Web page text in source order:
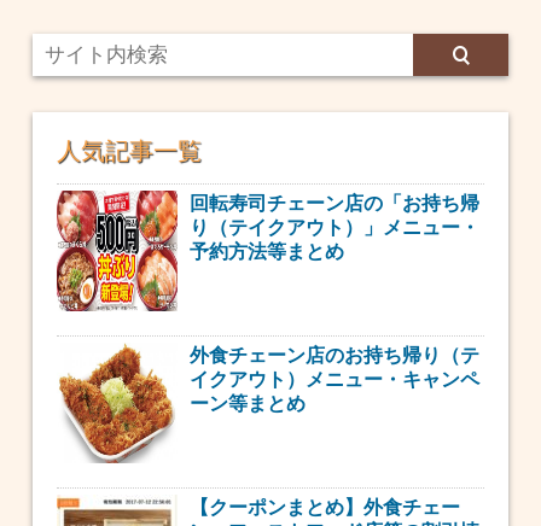
人気記事一覧
回転寿司チェーン店の「お持ち帰
り（テイクアウト）」メニュー・
予約方法等まとめ
外食チェーン店のお持ち帰り（テ
イクアウト）メニュー・キャンペ
ーン等まとめ
【クーポンまとめ】外食チェー